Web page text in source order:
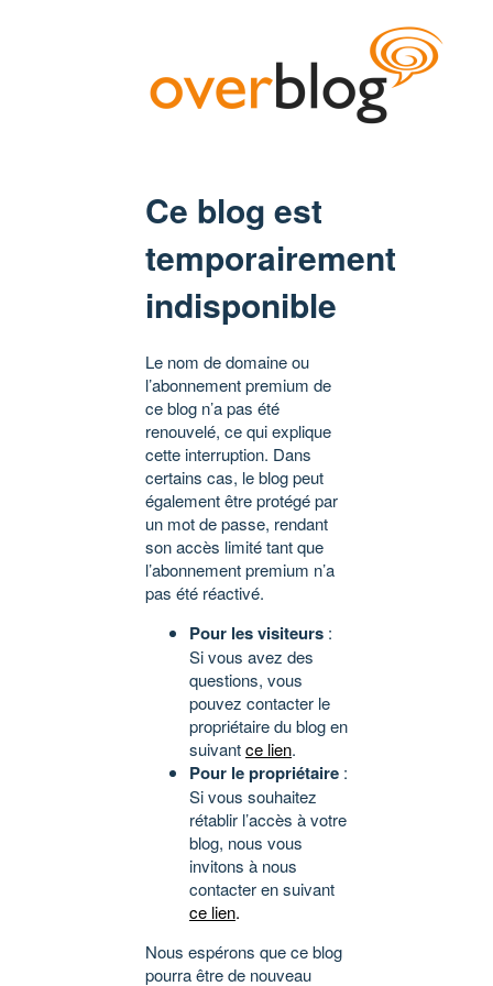
Ce blog est
temporairement
indisponible
Le nom de domaine ou
l’abonnement premium de
ce blog n’a pas été
renouvelé, ce qui explique
cette interruption. Dans
certains cas, le blog peut
également être protégé par
un mot de passe, rendant
son accès limité tant que
l’abonnement premium n’a
pas été réactivé.
Pour les visiteurs :
Si vous avez des
questions, vous
pouvez contacter le
propriétaire du blog en
suivantce lien.
Pour le propriétaire :
Si vous souhaitez
rétablir l’accès à votre
blog, nous vous
invitons à nous
contacter en suivant
ce lien.
Nous espérons que ce blog
pourra être de nouveau